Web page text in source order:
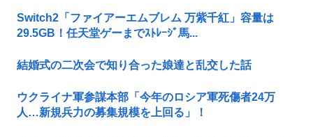
Switch2「ファイアーエムブレム 万紫千紅」容量は
29.5GB！任天堂ゲーまでｽﾄﾚｰｼﾞ馬...
結婚式の二次会で知り合った娘達と乱交した話
ウクライナ軍参謀本部「今年のロシア軍死傷者24万
人…新規兵力の募集規模を上回る」！